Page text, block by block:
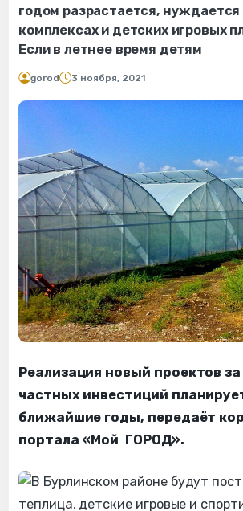
годом разрастается,
комплексах и детских игровых
Если в летнее время детям
gorod 3 ноября, 2021
Реализация новый проектов за
частных инвестиций
ближайшие годы, передаёт
портала «Мой ГОРОД».